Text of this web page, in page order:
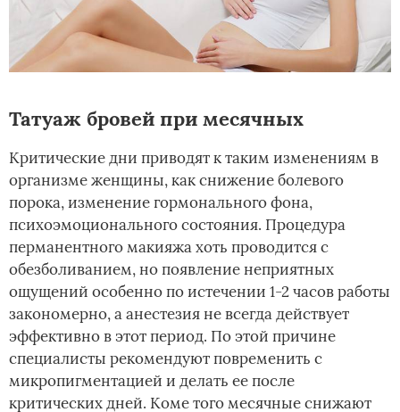
Татуаж бровей при месячных
Критические дни приводят к таким изменениям в
организме женщины, как снижение болевого
порока, изменение гормонального фона,
психоэмоционального состояния. Процедура
перманентного макияжа хоть проводится с
обезболиванием, но появление неприятных
ощущений особенно по истечении 1-2 часов работы
закономерно, а анестезия не всегда действует
эффективно в этот период. По этой причине
специалисты рекомендуют повременить с
микропигментацией и делать ее после
критических дней. Коме того месячные снижают